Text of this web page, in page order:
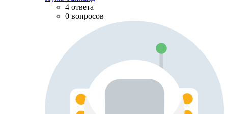
4 ответа
0 вопросов